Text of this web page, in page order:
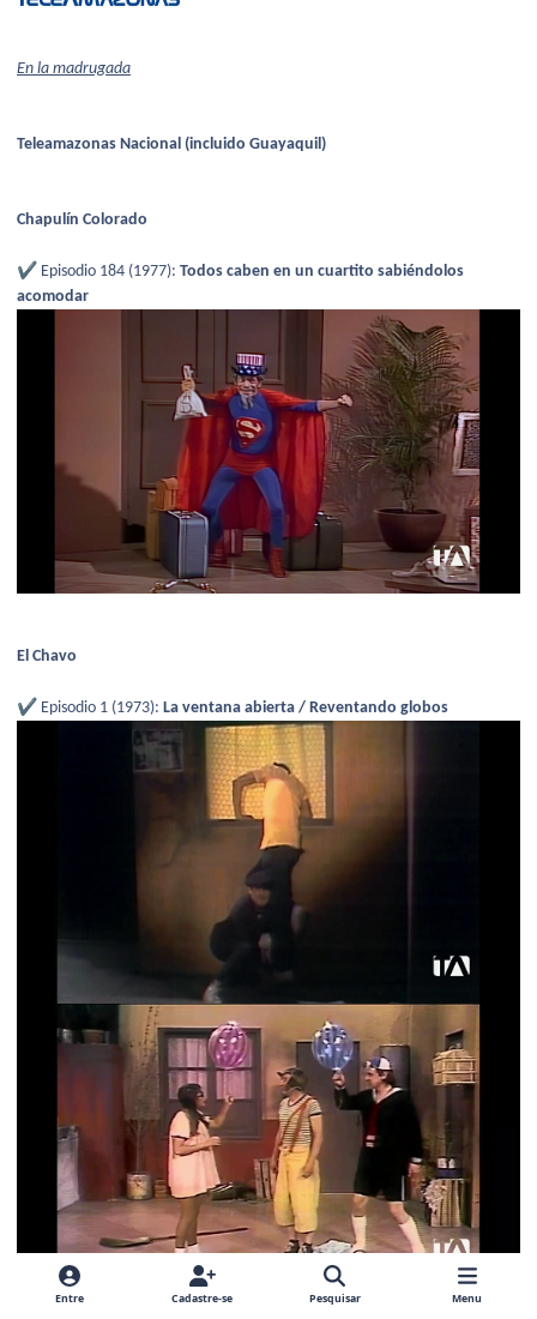
En la madrugada
Teleamazonas Nacional (incluido Guayaquil)
Chapulín Colorado
✔️ Episodio 184 (1977): Todos caben en un cuartito sabiéndolos
acomodar
El Chavo
✔️ Episodio 1 (1973): La ventana abierta / Reventando globos
Entre Cadastre-se Pesquisar Menu